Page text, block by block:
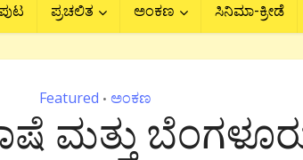
ಪ್ರಚಲಿತ ಅಂಕಣ ಸಿನಿಮಾ-ಕ್ರೀಡೆ
Featured • ಅಂಕಣ
ಮತ್ತು